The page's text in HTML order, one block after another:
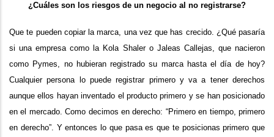
¿Cuáles son los riesgos de un negocio al no registrarse?
Que te pueden copiar la marca, una vez que has crecido. ¿Qué pasaría
si una empresa como la Kola Shaler o Jaleas Callejas, que nacieron
como Pymes, no hubieran registrado su marca hasta el día de hoy?
Cualquier persona lo puede registrar primero y va a tener derechos
aunque ellos hayan inventado el producto primero y se han posicionado
en el mercado. Como decimos en derecho: “Primero en tiempo, primero
en derecho”. Y entonces lo que pasa es que te posicionas primero que